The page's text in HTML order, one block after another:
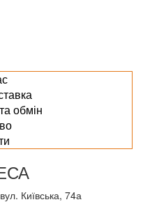
обмін
Київська, 74а